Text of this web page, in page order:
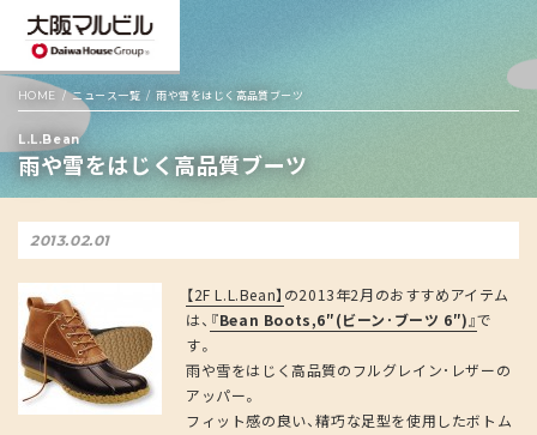
HOME ニュース一覧 雨や雪をはじく高品質ブーツ
L.L.Bean
雨や雪をはじく高品質ブーツ
2013.02.01
【2F L.L.Bean】 の2013年2月のおすすめアイテム
は、 『Bean Boots,6″(ビーン･ブーツ 6″)』で
す。
雨や雪をはじく高品質のフルグレイン･レザーの
アッパー。
フィット感の良い、精巧な足型を使用したボトム